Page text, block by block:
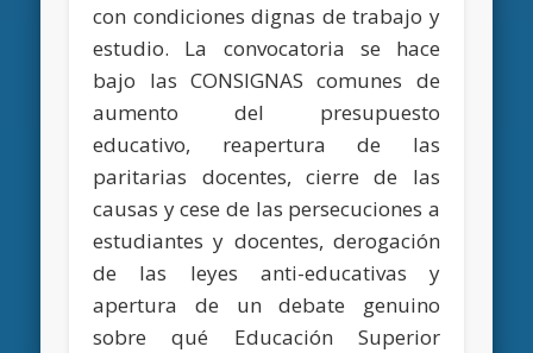
con condiciones dignas de trabajo y
estudio. La convocatoria se hace
bajo las CONSIGNAS comunes de
aumento del presupuesto
educativo, reapertura de las
paritarias docentes, cierre de las
causas y cese de las persecuciones a
estudiantes y docentes, derogación
de las leyes anti-educativas y
apertura de un debate genuino
sobre qué Educación Superior